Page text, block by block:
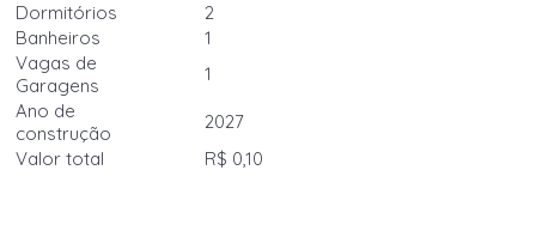
Dormitórios
2
Banheiros
1
Vagas de
Garagens
1
Ano de
construção
2027
Valor total
R$ 0,10